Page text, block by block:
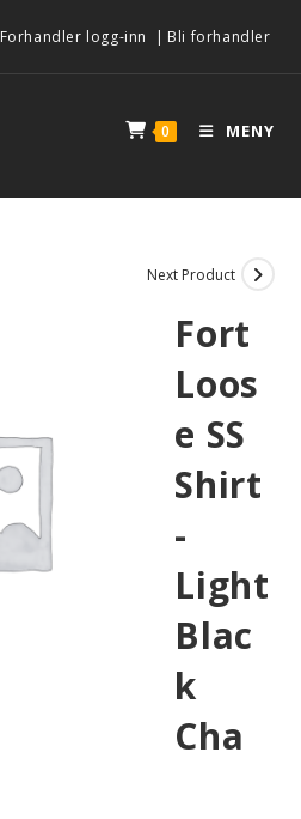
Forhandler logg-inn | Bli forhandler
0 MENY
Next Product
Fort
Loos
e SS
Shirt
-
Light
Blac
k
Cha